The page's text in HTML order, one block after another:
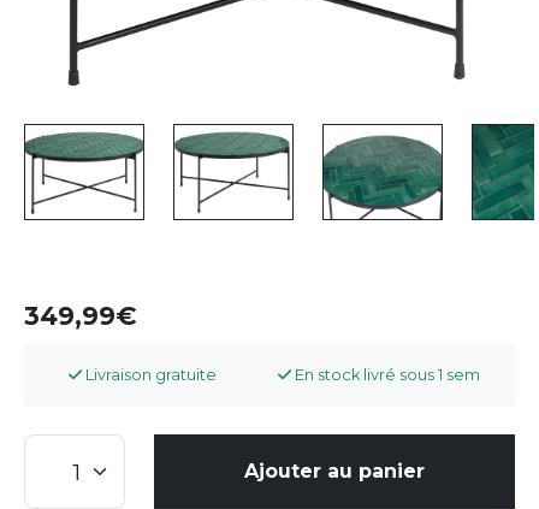
349,99
Livraison gratuite En stock livré sous 1 sem
Ajouter au panier